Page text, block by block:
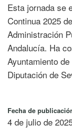
Esta jornada se
Continua 2025
Administración
Andalucía. Ha
Ayuntamiento
Diputación de
Fecha de
4 de julio de